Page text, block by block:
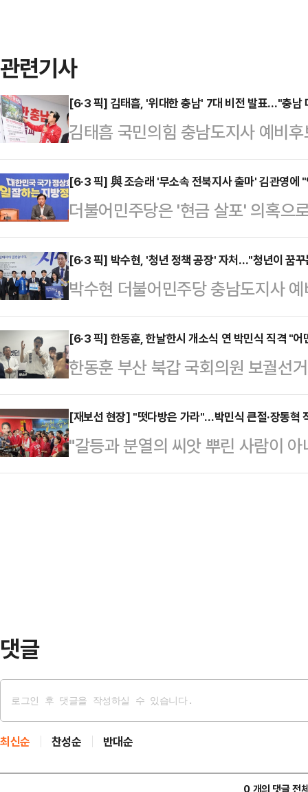
관련기사
[6·3 픽] 김태흠, '위대한 충남' 7대 비전 발표…"충남
김태흠 국민의힘 충남도지사 예비
핵심 청사진을 공개하며 본격적인
일 오후 천안 백석동에 위치한 '더
전 및 15개 시군 공약'을 전격 발표
제 성장의 중심축으로 세우고, 도민
신안을 담는 데 주력했다.김 후보
년·복지 △스마트농업 △문화·관
충남·대전 통합 등…
[6·3 픽] 與 조승래 '무소속 전북지사 출마' 김관영에
더불어민주당은 '현금 살포' 의혹으
영 전북도지사에 대해 "영구 복당
은 10일 오후 국회에서 개최한 기
하겠다고 하는데, 누구 맘대로 복
대로 들락날락할 수 있는 정당이 아
헌에는 '공직 선거에 출마 신청한
마한 자'의 경우 영구적으로 복당을
복에 해당할 뿐 아…
[6·3 픽] 박수현, '청년 정책 공장' 자처…"청년이 꿈꾸
박수현 더불어민주당 충남도지사
원하는 '청년 정책의 공장'이 되겠
남 천안 소재 자신의 선거사무소에
을 갖고, 청년들이 직면한 현실적인
소통의 시간을 가졌다.박 후보는 청
앗'에 비유하며 감성적이면서도 단
무한한 가능성이고 그래서 존중되
앗이네, 여기서 무슨 꽃이…
[6·3 픽] 한동훈, 한날한시 개소식 연 박민식 직격 "어
한동훈 부산 북갑 국회의원 보궐선
민의힘 예비후보의 개소식에 장동
석한 것을 두고 "어떤 게 더 보기 좋
오후 부산 북구에서 열린 선거사무
에 참석한) 토마토 할머님과 장애
[재보선 현장] "떳다방은 가라"…박민식 큰절·장동혁
"갈등과 분열의 씨앗 뿌린 사람이
보수정당을 새롭게 만들어야 한다
댓글
최신순 찬성순 반대순
0 개의 댓글 전